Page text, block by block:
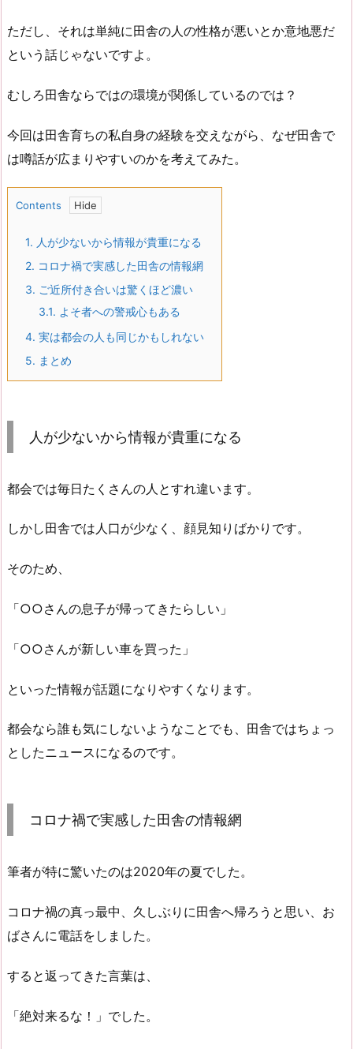
ただし、それは単純に田舎の人の性格が悪いとか意地悪だ
という話じゃないですよ。
むしろ田舎ならではの環境が関係しているのでは？
今回は田舎育ちの私自身の経験を交えながら、なぜ田舎で
は噂話が広まりやすいのかを考えてみた。
Contents
1. 人が少ないから情報が貴重になる
2. コロナ禍で実感した田舎の情報網
3. ご近所付き合いは驚くほど濃い
3.1. よそ者への警戒心もある
4. 実は都会の人も同じかもしれない
5. まとめ
人が少ないから情報が貴重になる
都会では毎日たくさんの人とすれ違います。
しかし田舎では人口が少なく、顔見知りばかりです。
そのため、
「○○さんの息子が帰ってきたらしい」
「○○さんが新しい車を買った」
といった情報が話題になりやすくなります。
都会なら誰も気にしないようなことでも、田舎ではちょっ
としたニュースになるのです。
コロナ禍で実感した田舎の情報網
筆者が特に驚いたのは2020年の夏でした。
コロナ禍の真っ最中、久しぶりに田舎へ帰ろうと思い、お
ばさんに電話をしました。
すると返ってきた言葉は、
「絶対来るな！」でした。